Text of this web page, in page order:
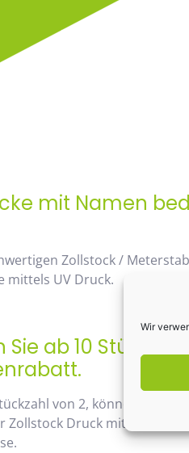
Wir
mit Namen
Zollstock /
mittels UV Druck.
Sie ab 10 Stück
von 2, können Sie
Zollstock Druck mit Namen